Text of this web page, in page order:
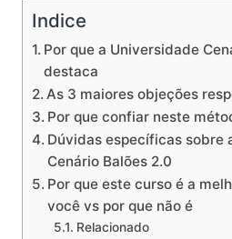
Indice
Por que a Universidade
destaca
As 3 maiores objeções
Por que confiar neste
Dúvidas específicas sobre
Cenário Balões 2.0
Por que este curso é a
você vs por que não é
Relacionado